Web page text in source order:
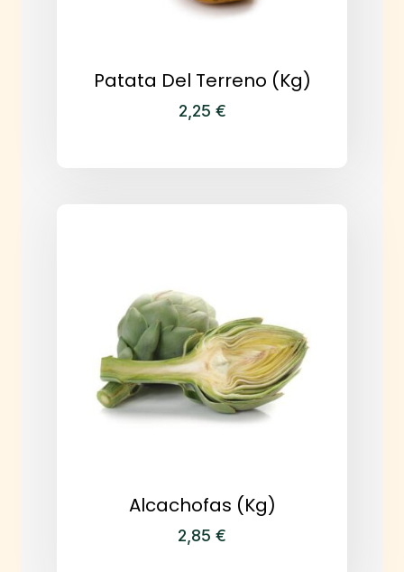
Patata Del Terreno (kg)
2,25 €
Alcachofas (kg)
2,85 €